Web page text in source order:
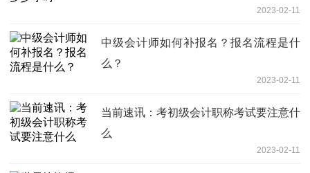
2023-02-11
中级会计师如何补报名？报名流程是什
么？
2023-02-11
当前速讯：考初级会计职称考试要注意什
么
2023-02-11